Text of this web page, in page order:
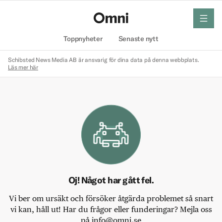
Toppnyheter Senaste nytt
meny
Schibsted News Media AB är ansvarig för dina data på denna webbplats.
Läs mer här
Oj! Något har gått fel.
Vi ber om ursäkt och försöker åtgärda problemet så snart
vi kan, håll ut! Har du frågor eller funderingar? Mejla oss